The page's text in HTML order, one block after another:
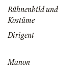
Bühnenbild und
Kostüme
Dirigent
Manon